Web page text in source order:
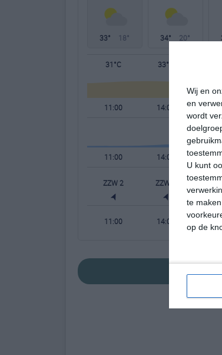
Wij en
en
wordt
U kunt
te
op de
33° 18° 34° 20°
31°C 33°C
11:00 14:00
11:00 14:00
ZZW 2 ZZW 3
11:00 14:00